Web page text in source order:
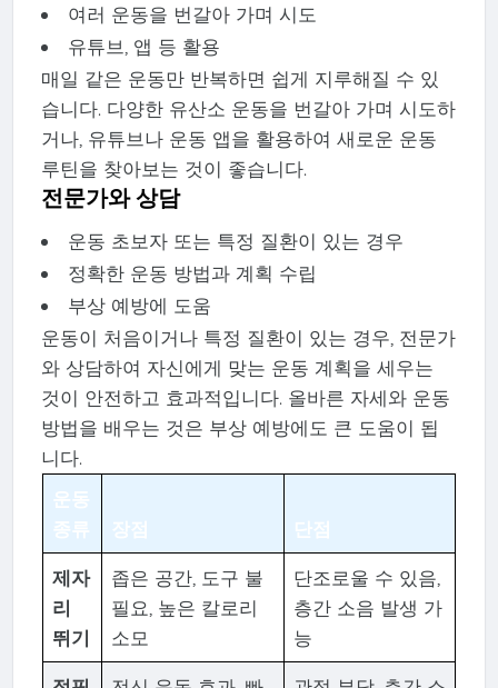
여러 운동을 번갈아 가며 시도
유튜브, 앱 등 활용
매일 같은 운동만 반복하면 쉽게 지루해질 수 있
습니다. 다양한 유산소 운동을 번갈아 가며 시도하
거나, 유튜브나 운동 앱을 활용하여 새로운 운동
루틴을 찾아보는 것이 좋습니다.
전문가와 상담
운동 초보자 또는 특정 질환이 있는 경우
정확한 운동 방법과 계획 수립
부상 예방에 도움
운동이 처음이거나 특정 질환이 있는 경우, 전문가
와 상담하여 자신에게 맞는 운동 계획을 세우는
것이 안전하고 효과적입니다. 올바른 자세와 운동
방법을 배우는 것은 부상 예방에도 큰 도움이 됩
니다.
운동
종류
장점 단점
제자
리
뛰기
좁은 공간, 도구 불
필요, 높은 칼로리
소모
단조로울 수 있음,
층간 소음 발생 가
능